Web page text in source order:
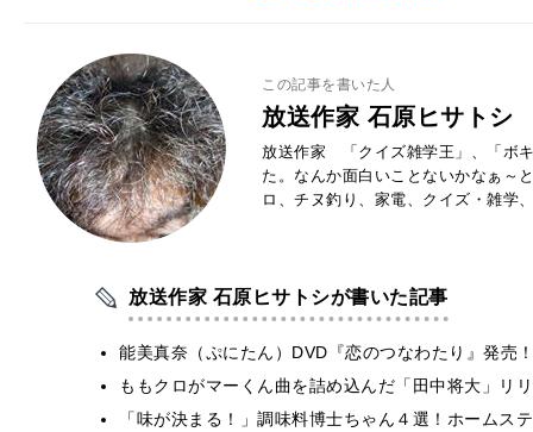
この記事を書いた人
放送作家 石原ヒサトシ
放送作家 「クイズ雑学王」、「ボ
た。なんか面白いことないかなぁ～
ロ、チヌ釣り、家電、クイズ・雑学
放送作家 石原ヒサトシが書いた記事
能美真奈（ぷにたん）DVD『恋のつなわたり』発売
ももクロがマーくん曲を詰め込んだ「田中将大」
「味が決まる！」調味料博士ちゃん４選！ホームス